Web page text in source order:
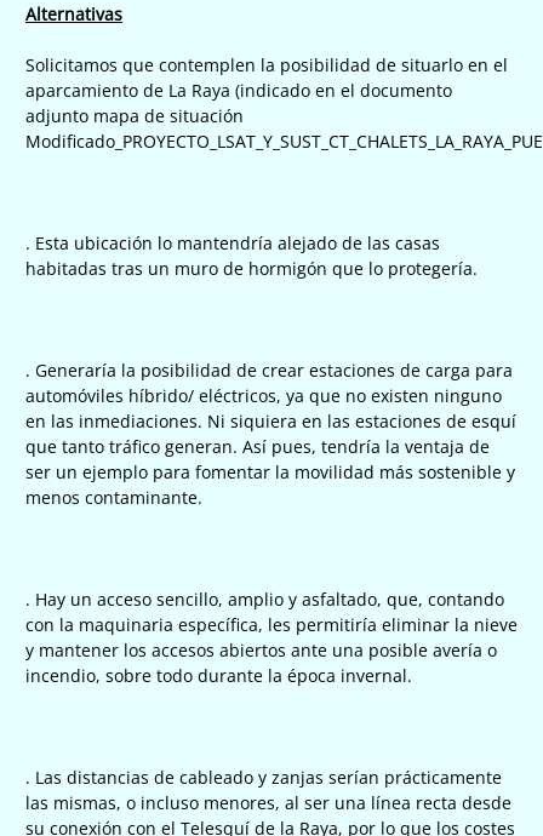
Alternativas
Solicitamos que contemplen la posibilidad de situarlo en el
aparcamiento de La Raya (indicado en el documento
adjunto mapa de situación
. Esta ubicación lo mantendría alejado de las casas
habitadas tras un muro de hormigón que lo protegería.
. Generaría la posibilidad de crear estaciones de carga para
automóviles híbrido/ eléctricos, ya que no existen ninguno
en las inmediaciones. Ni siquiera en las estaciones de esquí
que tanto tráfico generan. Así pues, tendría la ventaja de
ser un ejemplo para fomentar la movilidad más sostenible y
menos contaminante.
. Hay un acceso sencillo, amplio y asfaltado, que, contando
con la maquinaria específica, les permitiría eliminar la nieve
y mantener los accesos abiertos ante una posible avería o
incendio, sobre todo durante la época invernal.
. Las distancias de cableado y zanjas serían prácticamente
las mismas, o incluso menores, al ser una línea recta desde
su conexión con el Telesquí de la Raya, por lo que los costes